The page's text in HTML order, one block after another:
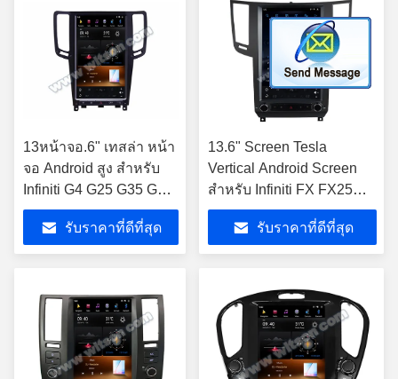
13หน้าจอ.6" เทสล่า หน้า
จอ Android สูง สําหรับ
Infiniti G4 G25 G35 G37
2006-2013 เครื่องเสียง
รถยนต์รับราคาที่ดีที่สุด
13.6" Screen Tesla
Vertical Android Screen
สําหรับ Infiniti FX FX25
FX35 FX37 2009-2013
Qx70 2013-2016
รับราคาที่ดีที่สุด